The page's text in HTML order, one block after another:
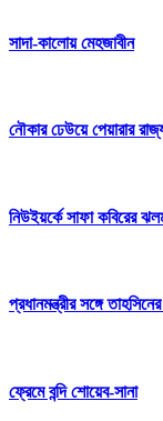
সাদা-কালোয় মেহজাবীন
নৌকার ঢেউয়ে পেয়ারার
নিউইয়র্কে সাফা কবিরের
প্রধানমন্ত্রীর সঙ্গে
ফ্রেমে বন্দি শোয়েব-সানা